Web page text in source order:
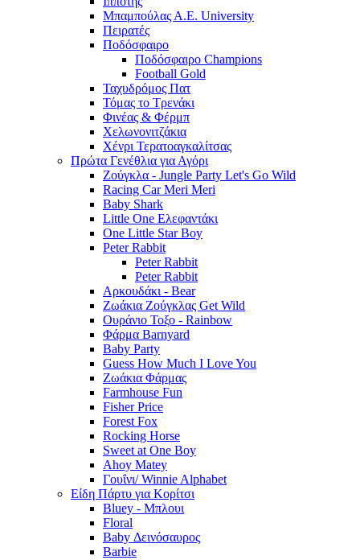
Μπαμπούλας Α.Ε. University
Πειρατές
Ποδόσφαιρο
Ποδόσφαιρο Champions
Football Gold
Ταχυδρόμος Πατ
Τόμας το Τρενάκι
Φινέας & Φέρμπ
Χελωνονιτζάκια
Χένρι Τερατοαγκαλίτσας
Πρώτα Γενέθλια για Αγόρι
Ζούγκλα - Jungle Party Let's Go Wild
Racing Car Meri Meri
Baby Shark
Little One Ελεφαντάκι
One Little Star Boy
Peter Rabbit
Peter Rabbit
Peter Rabbit
Αρκουδάκι - Bear
Ζωάκια Ζούγκλας Get Wild
Ουράνιο Τοξο - Rainbow
Φάρμα Barnyard
Baby Party
Guess How Much I Love You
Ζωάκια Φάρμας
Farmhouse Fun
Fisher Price
Forest Fox
Rocking Horse
Sweet at One Boy
Ahoy Matey
Γουΐνι/ Winnie Alphabet
Είδη Πάρτυ για Κορίτσι
Bluey - Μπλουι
Floral
Baby Δεινόσαυρος
Barbie